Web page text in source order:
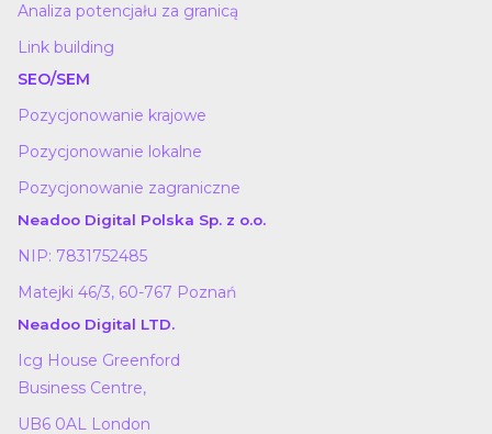
Analiza potencjału za granicą
Link building
SEO/SEM
Pozycjonowanie krajowe
Pozycjonowanie lokalne
Pozycjonowanie zagraniczne
Neadoo Digital Polska Sp. z o.o.
NIP: 7831752485
Matejki 46/3, 60-767 Poznań
Neadoo Digital LTD.
Icg House Greenford
Business Centre,
UB6 0AL London